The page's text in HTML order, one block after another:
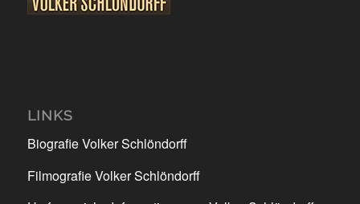
LINKS
Biografie Volker Schlöndorff
Filmografie Volker Schlöndorff